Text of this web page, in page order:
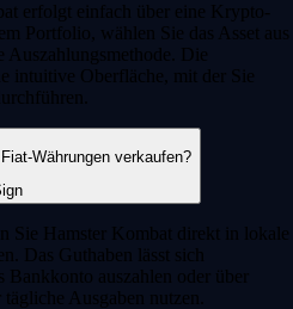
erfolgt einfach über eine Krypto-
Portfolio, wählen Sie das Asset aus
Auszahlungsmethode. Die
intuitive Oberfläche, mit der Sie
Währungen verkaufen?
Sie Hamster Kombat direkt in lokale
Das Guthaben lässt sich
Bankkonto auszahlen oder über
Ausgaben nutzen.